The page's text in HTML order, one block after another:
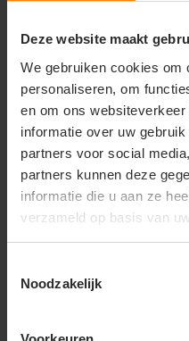
Deze website maakt
We gebruiken cookies om
personaliseren, om
en om ons
informatie over uw
partners voor social
partners kunnen deze
informatie die u aan ze
verzameld op basis van
Noodzakelijk
Biokwaliteit, extra
V-hals met fijne rib
Medium fit
Zijnaden voor
Comfortabele lengte
Ademend en licht
No label (ideaal voor
Vragen? Neem
klantenservice